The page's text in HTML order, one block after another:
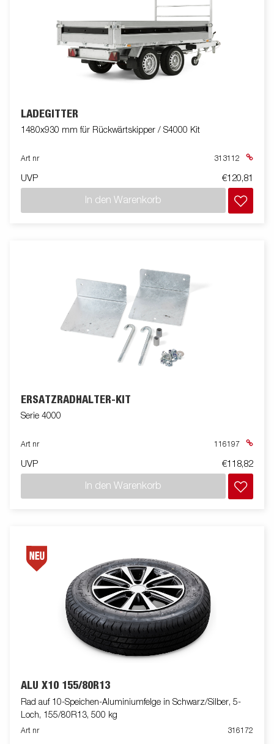
LADEGITTER
1480x930 mm für Rückwärtskipper / S4000 Kit
Art nr 313112
UVP €120,81
In den Warenkorb
ERSATZRADHALTER-KIT
Serie 4000
Art nr 116197
UVP €118,82
In den Warenkorb
ALU X10 155/80R13
Rad auf 10-Speichen-Aluminiumfelge in Schwarz/Silber, 5-
Loch, 155/80R13, 500 kg
Art nr 316172